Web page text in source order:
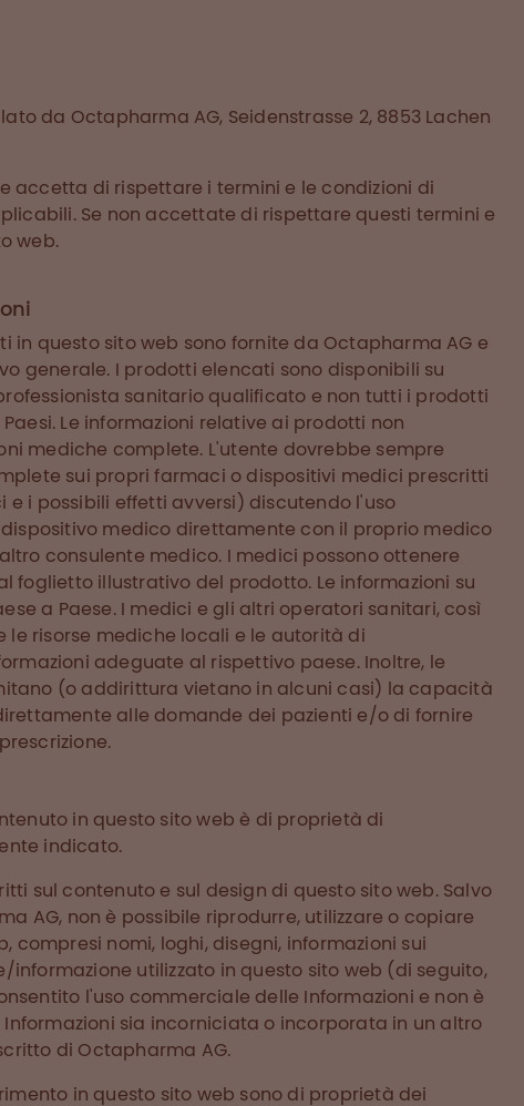
da Octapharma AG, Seidenstrasse 2, 8853 Lachen
accetta di rispettare i termini e le condizioni di
Se non accettate di rispettare questi termini e
web.
in questo sito web sono fornite da Octapharma AG e
generale. I prodotti elencati sono disponibili su
sanitario qualificato e non tutti i prodotti
Le informazioni relative ai prodotti non
mediche complete. L'utente dovrebbe sempre
sui propri farmaci o dispositivi medici prescritti
e i possibili effetti avversi) discutendo l'uso
medico direttamente con il proprio medico
consulente medico. I medici possono ottenere
foglietto illustrativo del prodotto. Le informazioni su
a Paese. I medici e gli altri operatori sanitari, così
le risorse mediche locali e le autorità di
adeguate al rispettivo paese. Inoltre, le
(o addirittura vietano in alcuni casi) la capacità
alle domande dei pazienti e/o di fornire
in questo sito web è di proprietà di
indicato.
sul contenuto e sul design di questo sito web. Salvo
AG, non è possibile riprodurre, utilizzare o copiare
compresi nomi, loghi, disegni, informazioni sui
utilizzato in questo sito web (di seguito,
l'uso commerciale delle Informazioni e non è
sia incorniciata o incorporata in un altro
di Octapharma AG.
in questo sito web sono di proprietà dei